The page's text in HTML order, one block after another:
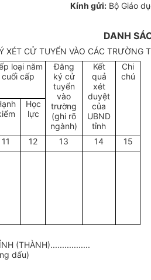
Kính gửi: Bộ Giáo
DANH
XÉT CỬ TUYỂN VÀO CÁC TRƯỜNG
loại năm
cuối cấp
Đăng
ký cử
tuyển
vào
trường
(ghi rõ
ngành)
Kết
quả
xét
duyệt
của
UBND
tỉnh
Chi
chú
Học
lực
11 12 13 14 15
(THÀNH).................
dấu)